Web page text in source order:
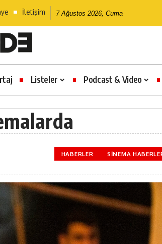
İletişim 7 Ağustos 2026, Cuma
Listeler Podcast & Video
HABERLER SINEMA